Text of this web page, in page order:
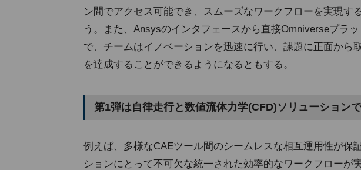
ン間でアクセス可能でき、スムーズなワークフローを実現す
う。また、Ansysのインタフェースから直接Omniverseプラ
で、チームはイノベーションを迅速に行い、課題に正面から
を達成することができるようになるともする。
第1弾は自律走行と数値流体力学(CFD)ソリューション
例えば、多様なCAEツール間のシームレスな相互運用性が保
ションにとって不可欠な統一された効率的なワークフローが